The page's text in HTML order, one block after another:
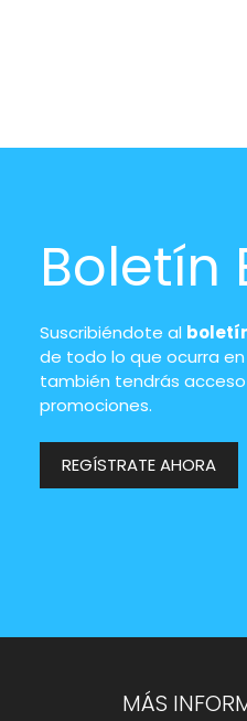
Boletín
Suscribiéndote al
de todo lo que ocurra
también tendrás
promociones.
REGÍSTRATE AHORA
MÁS